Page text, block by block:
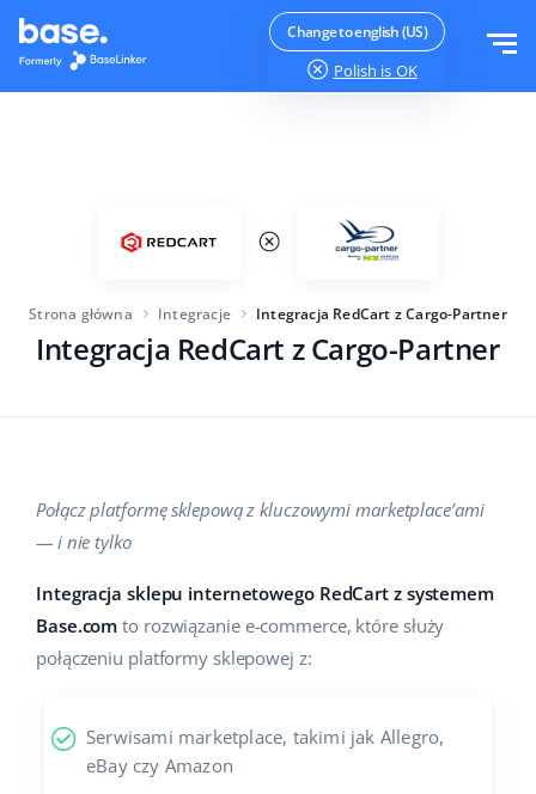
Change to english (US)
Polish is OK
Przegląd funkcji
Magazyn
Najważniejsze funkcje
Sprzedaż na marketplace
Automatyzacja procesów
Automatyzacja cen
Wielkość firmy
Dla startujących e-commerce
Dom i ogród
Dziecko
Elektronika
Supermarket
Cennik
Pomoc
Akademia
Blog
Usługi
Polski
english (US)
english (IN)
deutsch
Zaloguj
Wypróbuj za darmo
Strona główna Integracje Integracja RedCart z Cargo-Partner
Integracja RedCart z Cargo-Partner
Połącz platformę sklepową z kluczowymi marketplace’ami
— i nie tylko
Integracja sklepu internetowego RedCart z systemem
Base.com to rozwiązanie e-commerce, które służy
połączeniu platformy sklepowej z:
Serwisami marketplace, takimi jak Allegro,
eBay czy Amazon